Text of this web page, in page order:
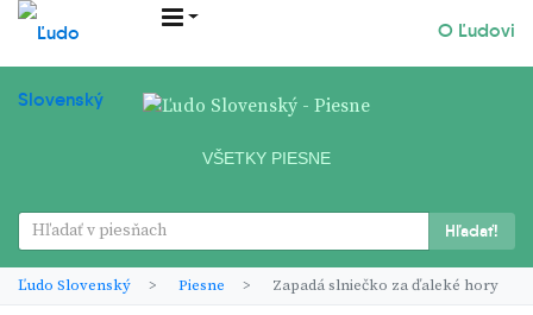
O Ľudovi
VŠETKY PIESNE
Hľadať!
Ľudo Slovenský Piesne Zapadá slniečko za ďaleké hory